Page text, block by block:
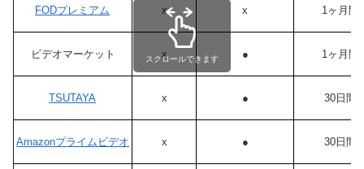
FODプレミアム x x 1ヶ月間
ビデオマーケット x ● 1ヶ月間
TSUTAYA x ● 30日間
Amazonプライムビデオ x ● 30日間
スクロールできます